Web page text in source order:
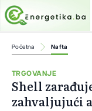
Početna Nafta
TRGOVANJE
Shell
zahvaljujući